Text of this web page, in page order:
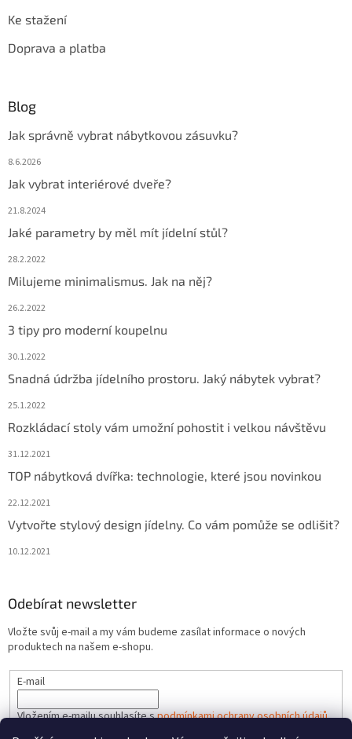
Ke stažení
Doprava a platba
Blog
Jak správně vybrat nábytkovou zásuvku?
8.6.2026
Jak vybrat interiérové dveře?
21.8.2024
Jaké parametry by měl mít jídelní stůl?
28.2.2022
Milujeme minimalismus. Jak na něj?
26.2.2022
3 tipy pro moderní koupelnu
30.1.2022
Snadná údržba jídelního prostoru. Jaký nábytek vybrat?
25.1.2022
Rozkládací stoly vám umožní pohostit i velkou návštěvu
31.12.2021
TOP nábytková dvířka: technologie, které jsou novinkou
22.12.2021
Vytvořte stylový design jídelny. Co vám pomůže se odlišit?
10.12.2021
Odebírat newsletter
Vložte svůj e-mail a my vám budeme zasílat informace o nových
produktech na našem e-shopu.
E-mail
Vložením e-mailu souhlasíte spodmínkami ochrany osobních údajů